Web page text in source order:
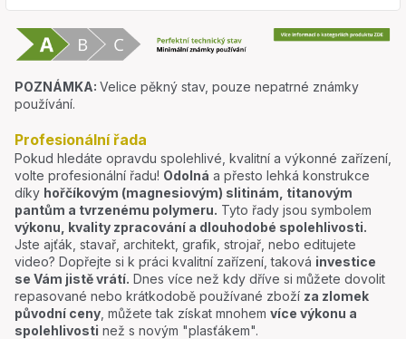
POZNÁMKA: Velice pěkný stav, pouze nepatrné známky
používání.
Profesionální řada
Pokud hledáte opravdu spolehlivé, kvalitní a výkonné zařízení,
volte profesionální řadu! Odolná a přesto lehká konstrukce
díky hořčíkovým (magnesiovým) slitinám, titanovým
pantům a tvrzenému polymeru. Tyto řady jsou symbolem
výkonu, kvality zpracování a dlouhodobé spolehlivosti.
Jste ajťák, stavař, architekt, grafik, strojař, nebo editujete
video? Dopřejte si k práci kvalitní zařízení, taková investice
se Vám jistě vrátí. Dnes více než kdy dříve si můžete dovolit
repasované nebo krátkodobě používané zboží za zlomek
původní ceny , můžete tak získat mnohem více výkonu a
spolehlivosti než s novým "plasťákem".